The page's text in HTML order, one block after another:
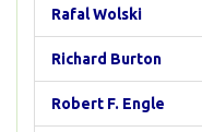
Rafal Wolski
Richard Burton
Robert F. Engle